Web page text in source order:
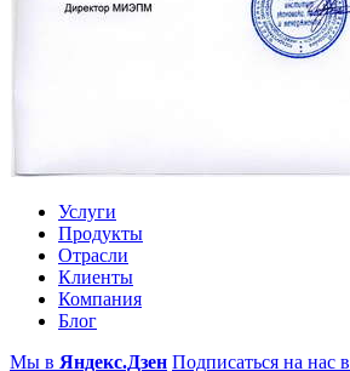
Услуги
Продукты
Отрасли
Клиенты
Компания
Блог
Мы в Яндекс.Дзен Подписаться на нас в